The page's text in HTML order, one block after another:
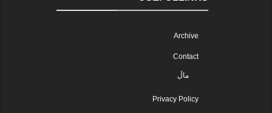
Archive
Contact
ماڵ
Privacy Policy